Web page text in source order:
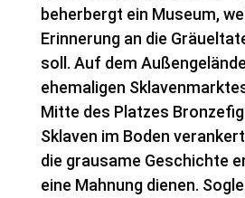
beherbergt ein Museum,
Erinnerung an die
soll. Auf dem
ehemaligen
Mitte des Platzes
Sklaven im Boden
die grausame Geschichte
eine Mahnung dienen.